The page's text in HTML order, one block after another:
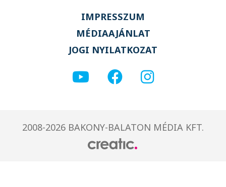
IMPRESSZUM
MÉDIAAJÁNLAT
JOGI NYILATKOZAT
2008-2026 BAKONY-BALATON MÉDIA KFT.